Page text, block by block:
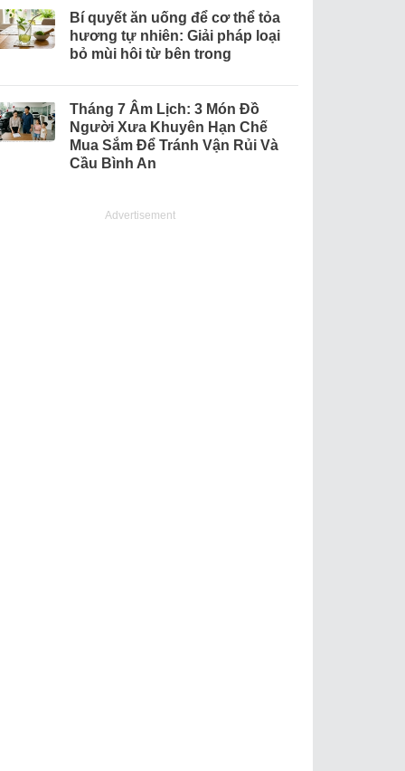
Bí quyết ăn uống để cơ thể tỏa
hương tự nhiên: Giải pháp loại
bỏ mùi hôi từ bên trong
Tháng 7 Âm Lịch: 3 Món Đồ
Người Xưa Khuyên Hạn Chế
Mua Sắm Để Tránh Vận Rủi Và
Cầu Bình An
Advertisement